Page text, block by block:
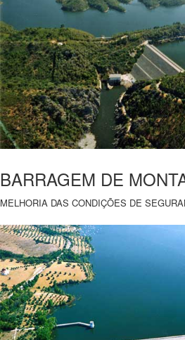
BARRAGEM DE
MELHORIA DAS CONDIÇÕES DE